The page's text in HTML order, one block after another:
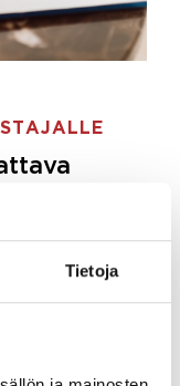
Tietoja
etsimme juuri